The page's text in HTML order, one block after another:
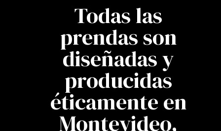
Todas las
prendas son
diseñadas y
producidas
éticamente en
Montevideo,